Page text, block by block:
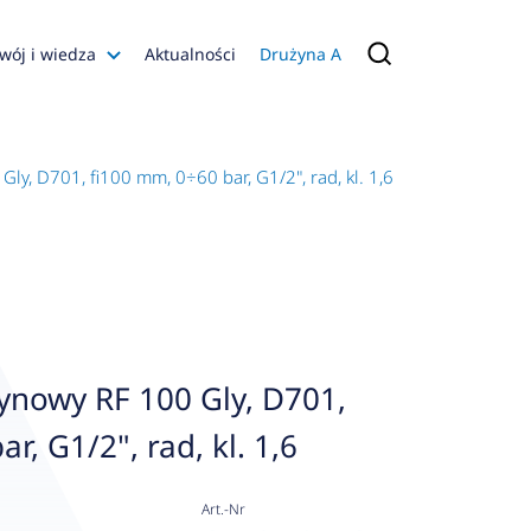
i wiedza
Konfiguratory
Aktualności Drużyna A
D701, fi100 mm, 0÷60 bar, G1/2", rad, kl. 1,6
RF 100 Gly, D701,
G1/2", rad, kl. 1,6
Art.-Nr